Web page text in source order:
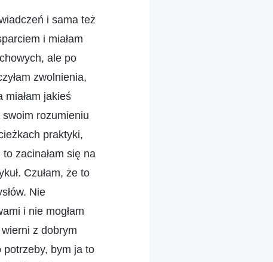
i sama też
i miałam
ale po
zwolnienia,
jakieś
swoim rozumieniu
praktyki,
zacinałam się na
Czułam, że to
Nie
i nie mogłam
z dobrym
potrzeby, bym ja to